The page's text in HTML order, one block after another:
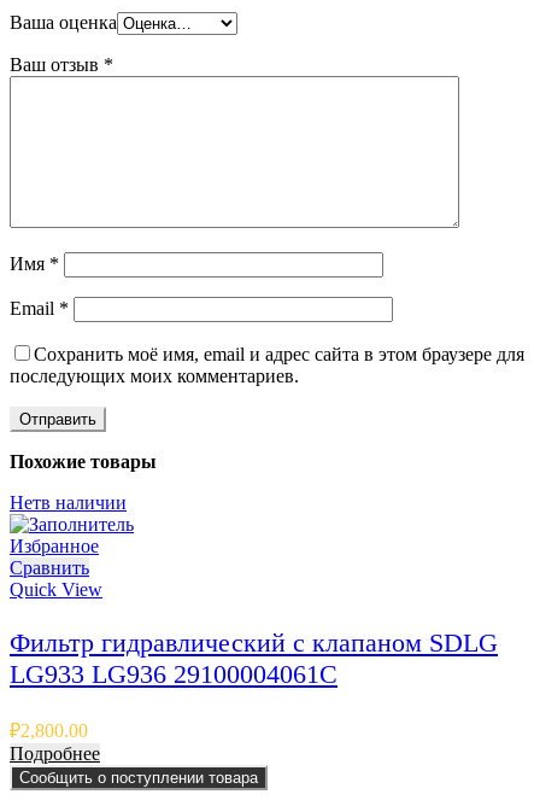
Ваша оценка
Ваш отзыв *
Имя *
Email *
Сохранить моё имя, email и адрес сайта в этом браузере для
последующих моих комментариев.
Похожие товары
Нетв наличии
Избранное
Сравнить
Quick View
Фильтр гидравлический с клапаном SDLG
LG933 LG936 29100004061C
₽2,800.00
Подробнее
Сообщить о поступлении товара